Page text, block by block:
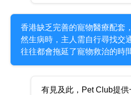
香港缺乏完善的寵物醫療配套
然生病時，主人需自行尋找交
往往都會拖延了寵物救治的時間
有見及此，Pet Club提